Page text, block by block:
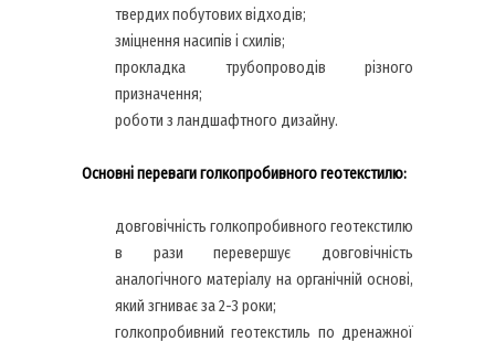
твердих побутових відходів;
зміцнення насипів і схилів;
прокладка трубопроводів різного
призначення;
роботи з ландшафтного дизайну.
Основні переваги голкопробивного геотекстилю:
довговічність голкопробивного геотекстилю
в рази перевершує довговічність
аналогічного матеріалу на органічній основі,
який згниває за 2-3 роки;
голкопробивний геотекстиль по дренажної